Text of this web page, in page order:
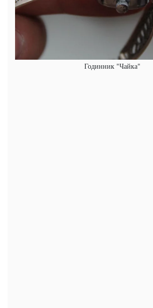
Годинник "Чайка"